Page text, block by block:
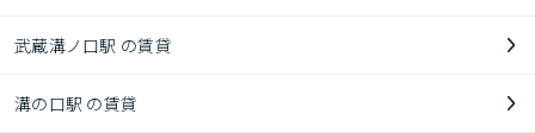
武蔵溝ノ口駅 の賃貸
溝の口駅 の賃貸